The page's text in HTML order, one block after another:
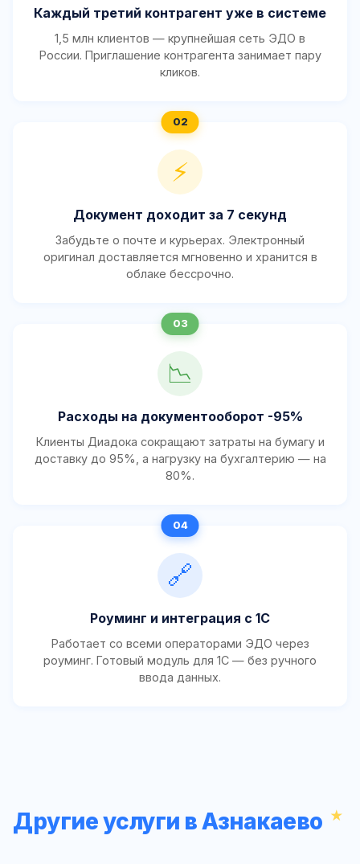
Каждый третий контрагент уже в системе
1,5 млн клиентов — крупнейшая сеть ЭДО в
России. Приглашение контрагента занимает пару
кликов.
⚡
Документ доходит за 7 секунд
Забудьте о почте и курьерах. Электронный
оригинал доставляется мгновенно и хранится в
облаке бессрочно.
📉
Расходы на документооборот -95%
Клиенты Диадока сокращают затраты на бумагу и
доставку до 95%, а нагрузку на бухгалтерию — на
80%.
🔗
Роуминг и интеграция с 1С
Работает со всеми операторами ЭДО через
роуминг. Готовый модуль для 1С — без ручного
ввода данных.
Другие услуги в Азнакаево